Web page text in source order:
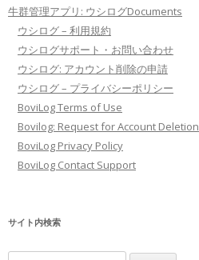
牛群管理アプリ: ウシログDocuments
ウシログ – 利用規約
ウシログサポート・お問い合わせ
ウシログ: アカウント削除の申請
ウシログ – プライバシーポリシー
BoviLog Terms of Use
Bovilog: Request for Account Deletion
BoviLog Privacy Policy
BoviLog Contact Support
サイト内検索